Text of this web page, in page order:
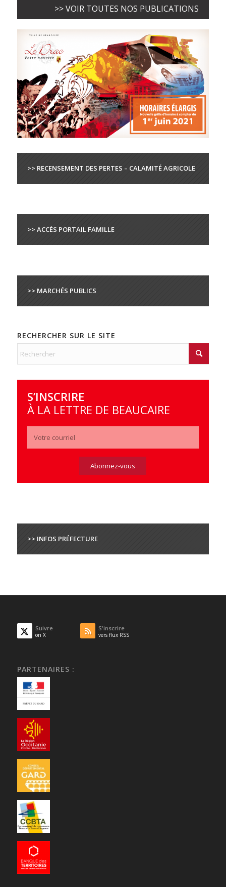
>> VOIR TOUTES NOS PUBLICATIONS
>> RECENSEMENT DES PERTES – CALAMITÉ AGRICOLE
>> ACCÈS PORTAIL FAMILLE
>> MARCHÉS PUBLICS
RECHERCHER SUR LE SITE
S’INSCRIRE
À LA LETTRE DE BEAUCAIRE
>> INFOS PRÉFECTURE
Suivre
on X
S'inscrire
vers flux RSS
PARTENAIRES :